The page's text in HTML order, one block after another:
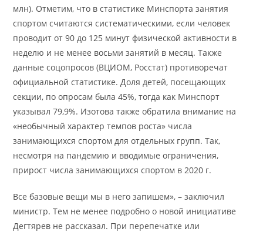
млн). Отметим, что в статистике Минспорта занятия
спортом считаются систематическими, если человек
проводит от 90 до 125 минут физической активности в
неделю и не менее восьми занятий в месяц. Также
данные соцопросов (ВЦИОМ, Росстат) противоречат
официальной статистике. Доля детей, посещающих
секции, по опросам была 45%, тогда как Минспорт
указывал 79,9%. Изотова также обратила внимание на
«необычный характер темпов роста» числа
занимающихся спортом для отдельных групп. Так,
несмотря на пандемию и вводимые ограничения,
прирост числа занимающихся спортом в 2020 г.
Все базовые вещи мы в него запишем», – заключил
министр. Тем не менее подробно о новой инициативе
Дегтярев не рассказал. При перепечатке или